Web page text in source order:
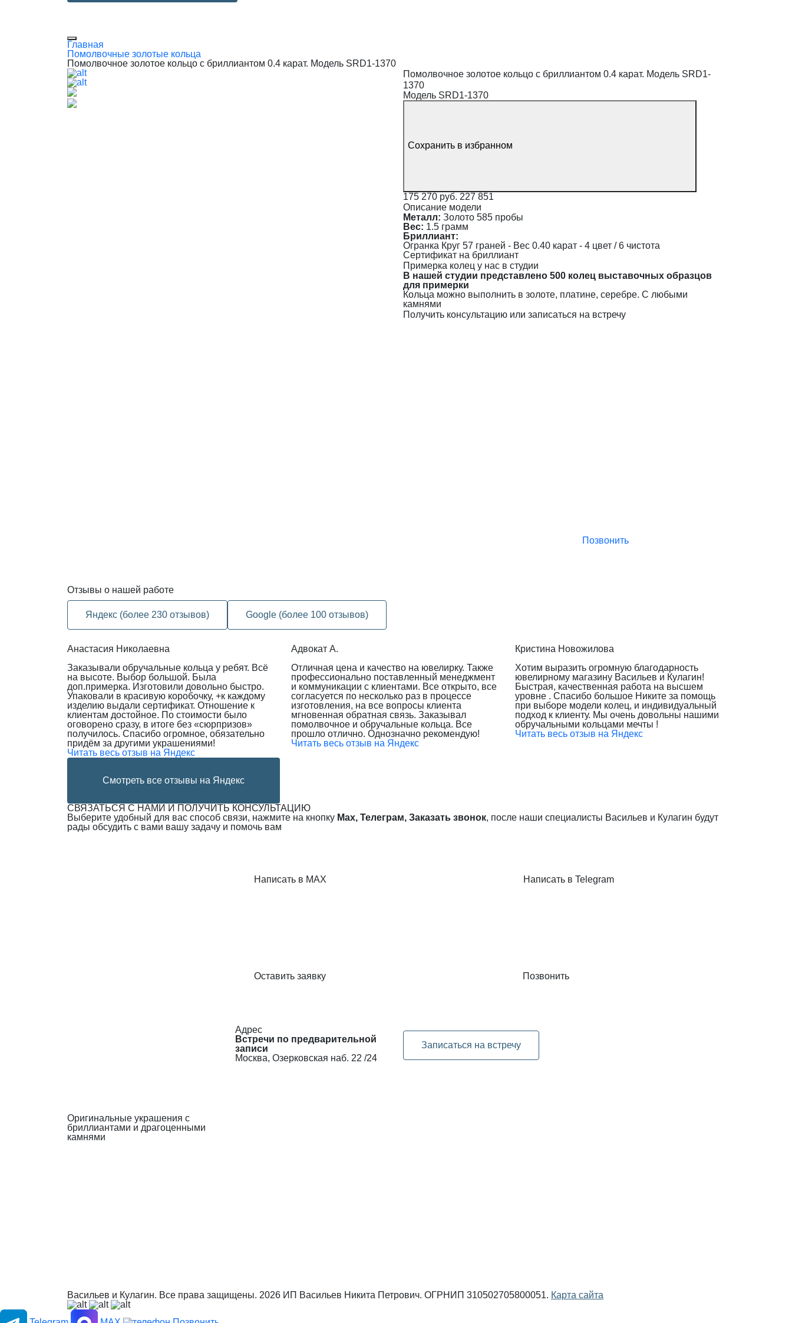
Главная
Помолвочные золотые кольца
Помолвочное золотое кольцо с бриллиантом 0.4 карат. Модель SRD1-1370
Помолвочное золотое кольцо с бриллиантом 0.4 карат. Модель SRD1-
1370
Модель SRD1-1370
Сохранить в избранном
175 270 руб. 227 851
Описание модели
Металл: Золото 585 пробы
Вес: 1.5 грамм
Бриллиант:
Огранка Круг 57 граней - Вес 0.40 карат - 4 цвет / 6 чистота
Сертификат на бриллиант
Примерка колец у нас в студии
В нашей студии представлено 500 колец выставочных образцов
для примерки
Кольца можно выполнить в золоте, платине, серебре. С любыми
камнями
Получить консультацию или записаться на встречу
Позвонить
Отзывы о нашей работе
Яндекс (более 230 отзывов) Google (более 100 отзывов)
Анастасия Николаевна
Заказывали обручальные кольца у ребят. Всё
на высоте. Выбор большой. Была
доп.примерка. Изготовили довольно быстро.
Упаковали в красивую коробочку, +к каждому
изделию выдали сертификат. Отношение к
клиентам достойное. По стоимости было
оговорено сразу, в итоге без «сюрпризов»
получилось. Спасибо огромное, обязательно
придём за другими украшениями!
Читать весь отзыв на Яндекс
Адвокат А.
Отличная цена и качество на ювелирку. Также
профессионально поставленный менеджмент
и коммуникации с клиентами. Все открыто, все
согласуется по несколько раз в процессе
изготовления, на все вопросы клиента
мгновенная обратная связь. Заказывал
помолвочное и обручальные кольца. Все
прошло отлично. Однозначно рекомендую!
Читать весь отзыв на Яндекс
Кристина Новожилова
Хотим выразить огромную благодарность
ювелирному магазину Васильев и Кулагин!
Быстрая, качественная работа на высшем
уровне . Спасибо большое Никите за помощь
при выборе модели колец, и индивидуальный
подход к клиенту. Мы очень довольны нашими
обручальными кольцами мечты !
Читать весь отзыв на Яндекс
Смотреть все отзывы на Яндекс
СВЯЗАТЬСЯ С НАМИ И ПОЛУЧИТЬ КОНСУЛЬТАЦИЮ
Выберите удобный для вас способ связи, нажмите на кнопку Max, Телеграм, Заказать звонок, после наши специалисты Васильев и Кулагин будут
рады обсудить с вами вашу задачу и помочь вам
Написать в MAX Написать в Telegram
Оставить заявку Позвонить
Оригинальные украшения с
бриллиантами и драгоценными
камнями
Адрес
Встречи по предварительной
записи
Москва, Озерковская наб. 22 /24
Записаться на встречу
Васильев и Кулагин. Все права защищены. 2026 ИП Васильев Никита Петрович. ОГРНИП 310502705800051. Карта сайта